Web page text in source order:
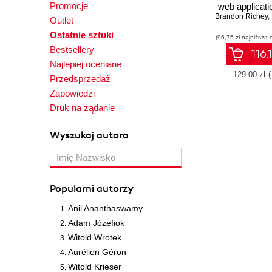
Promocje
Outlet
Ostatnie sztuki
Bestsellery
Najlepiej oceniane
Przedsprzedaż
Zapowiedzi
Druk na żądanie
Wyszukaj autora
Popularni autorzy
Anil Ananthaswamy
Adam Józefiok
Witold Wrotek
Aurélien Géron
Witold Krieser
web
practical
use
Brandon Richey,
(96,75 zł najniższa
129.00 zł